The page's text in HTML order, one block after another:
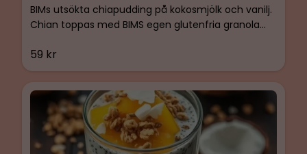
59 kr
BIMs utsökta chiapudding på kokosmjölk och vanilj.
Chian toppas med BIMS egen glutenfria granola
glutenfri & Laktosfri.